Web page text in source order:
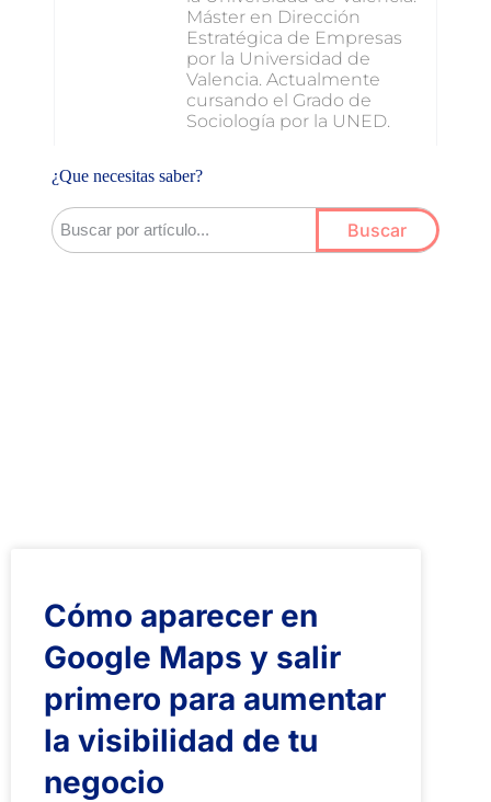
Máster en Dirección
Estratégica de Empresas
por la Universidad de
Valencia. Actualmente
cursando el Grado de
Sociología por la UNED.
¿Que necesitas saber?
Buscar
Cómo aparecer en
Google Maps y salir
primero para aumentar
la visibilidad de tu
negocio